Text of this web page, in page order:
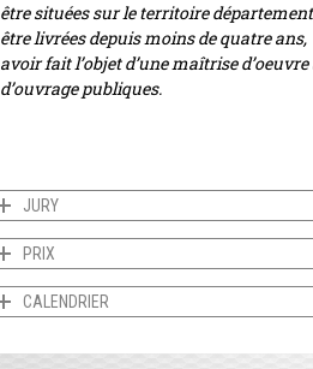
être situées sur le territoire
être livrées depuis moins de quatre ans,
avoir fait l’objet d’une maîtrise
d’ouvrage publiques.
JURY
PRIX
CALENDRIER